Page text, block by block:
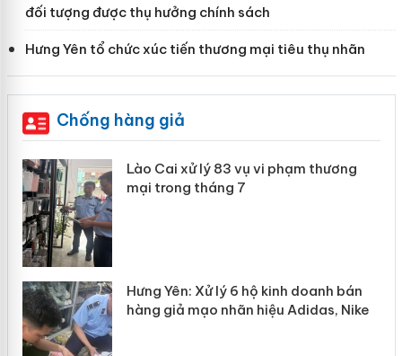
đối tượng được thụ hưởng chính sách
Hưng Yên tổ chức xúc tiến thương mại tiêu thụ nhãn
Chống hàng giả
Lào Cai xử lý 83 vụ vi phạm thương
mại trong tháng 7
Hưng Yên: Xử lý 6 hộ kinh doanh bán
hàng giả mạo nhãn hiệu Adidas, Nike